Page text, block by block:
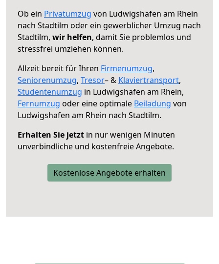
Ob ein Privatumzug von Ludwigshafen am Rhein
nach Stadtilm oder ein gewerblicher Umzug nach
Stadtilm, wir helfen, damit Sie problemlos und
stressfrei umziehen können.
Allzeit bereit für Ihren Firmenumzug,
Seniorenumzug, Tresor– & Klaviertransport,
Studentenumzug in Ludwigshafen am Rhein,
Fernumzug oder eine optimale Beiladung von
Ludwigshafen am Rhein nach Stadtilm.
Erhalten Sie jetzt in nur wenigen Minuten
unverbindliche und kostenfreie Angebote.
Kostenlose Angebote erhalten